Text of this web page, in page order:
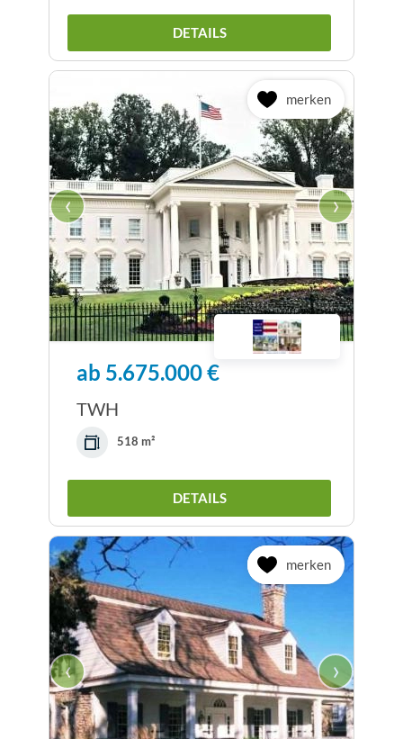
DETAILS
merken
‹ ›
ab 5.675.000 €
TWH
518 m²
DETAILS
merken
‹ ›